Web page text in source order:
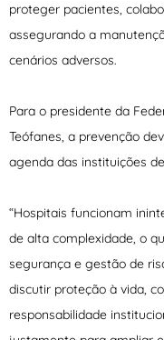
proteger pacientes,
assegurando a
cenários adversos.
Para o presidente da
Teófanes, a prevenção
agenda das instituições
“Hospitais funcionam
de alta complexidade, o
segurança e gestão de
discutir proteção à vida,
responsabilidade